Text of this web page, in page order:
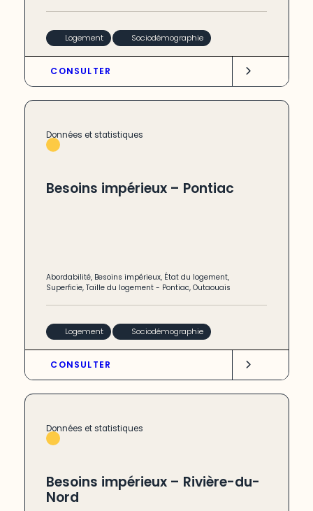
Logement Sociodémographie
CONSULTER
Données et statistiques
Besoins impérieux – Pontiac
Abordabilité, Besoins impérieux, État du logement,
Superficie,Taille du logement - Pontiac,Outaouais
Logement Sociodémographie
CONSULTER
Données et statistiques
Besoins impérieux – Rivière-du-
Nord